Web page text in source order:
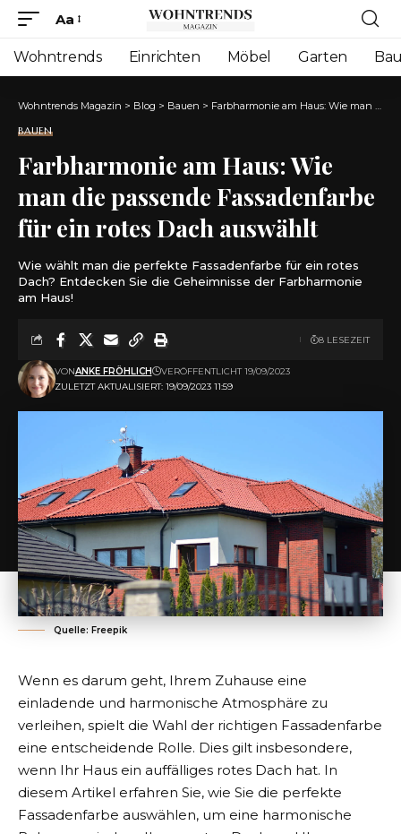
Font
Resizer
Aa
Wohntrends Einrichten Möbel Garten
Wohntrends Magazin > Blog > Bauen > Farbharmonie am Haus: Wie man die passende Fassadenfarbe für ein rotes Dach auswählt
BAUEN
Farbharmonie am Haus: Wie
man die passende Fassadenfarbe
für ein rotes Dach auswählt
Wie wählt man die perfekte Fassadenfarbe für ein rotes
Dach? Entdecken Sie die Geheimnisse der Farbharmonie
am Haus!
ZULETZT AKTUALISIERT: 19/09/2023 11:59
VONANKE FRÖHLICH VERÖFFENTLICHT 19/09/2023
8 LESEZEIT
Quelle: Freepik
Wenn es darum geht, Ihrem Zuhause eine
einladende und harmonische Atmosphäre zu
verleihen, spielt die Wahl der richtigen Fassadenfarbe
eine entscheidende Rolle. Dies gilt insbesondere,
wenn Ihr Haus ein auffälliges rotes Dach hat. In
diesem Artikel erfahren Sie, wie Sie die perfekte
Fassadenfarbe auswählen, um eine harmonische